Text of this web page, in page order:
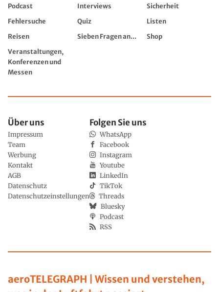
Podcast
Interviews
Sicherheit
Fehlersuche
Quiz
Listen
Reisen
Sieben Fragen an...
Shop
Veranstaltungen,
Konferenzen und
Messen
aeroTELEGRAPH | Wissen und verstehen,
Über uns
Impressum
Team
Werbung
Kontakt
AGB
Datenschutz
Datenschutzeinstellungen
Folgen Sie uns
WhatsApp
Facebook
Instagram
Youtube
LinkedIn
TikTok
Threads
Bluesky
Podcast
RSS